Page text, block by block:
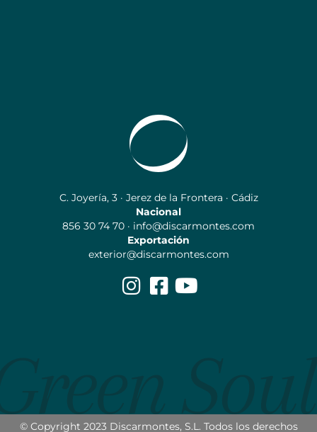
C. Joyería, 3 · Jerez de la Frontera · Cádiz
Nacional
856 30 74 70 · info@discarmontes.com
Exportación
exterior@discarmontes.com
© Copyright 2023 Discarmontes, S.L. Todos los derechos